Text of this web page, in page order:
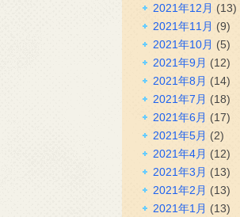
2021年12月 (13)
2021年11月 (9)
2021年10月 (5)
2021年9月 (12)
2021年8月 (14)
2021年7月 (18)
2021年6月 (17)
2021年5月 (2)
2021年4月 (12)
2021年3月 (13)
2021年2月 (13)
2021年1月 (13)